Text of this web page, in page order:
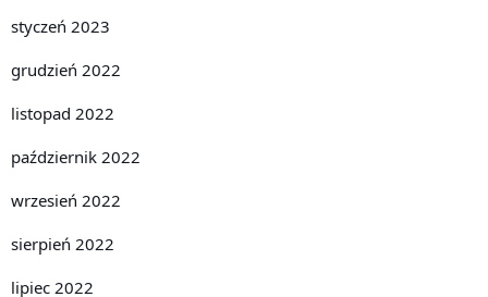
styczeń 2023
grudzień 2022
listopad 2022
październik 2022
wrzesień 2022
sierpień 2022
lipiec 2022